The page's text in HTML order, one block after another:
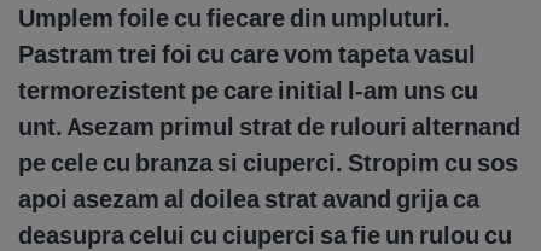
Umplem foile cu fiecare din umpluturi.
Pastram trei foi cu care vom tapeta vasul
termorezistent pe care initial l-am uns cu
unt. Asezam primul strat de rulouri alternand
pe cele cu branza si ciuperci. Stropim cu sos
apoi asezam al doilea strat avand grija ca
deasupra celui cu ciuperci sa fie un rulou cu